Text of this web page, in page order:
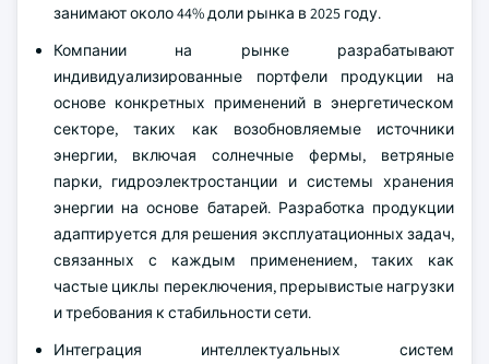
занимают около 44% доли рынка в 2025 году.
Компании на рынке разрабатывают
индивидуализированные портфели продукции на
основе конкретных применений в энергетическом
секторе, таких как возобновляемые источники
энергии, включая солнечные фермы, ветряные
парки, гидроэлектростанции и системы хранения
энергии на основе батарей. Разработка продукции
адаптируется для решения эксплуатационных задач,
связанных с каждым применением, таких как
частые циклы переключения, прерывистые нагрузки
и требования к стабильности сети.
Интеграция интеллектуальных систем